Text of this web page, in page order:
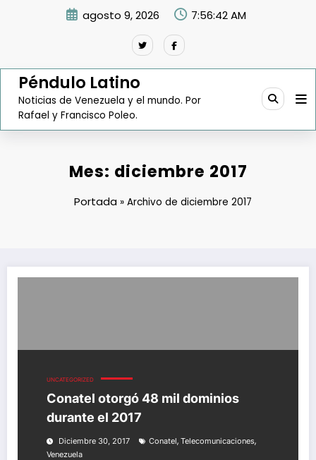
agosto 9, 2026 7:56:43 AM
Péndulo Latino
Noticias de Venezuela y el mundo. Por
Rafael y Francisco Poleo.
Mes: diciembre 2017
Portada» Archivo de diciembre 2017
UNCATEGORIZED
Conatel otorgó 48 mil dominios
durante el 2017
Diciembre 30, 2017 Conatel, Telecomunicaciones,
Venezuela